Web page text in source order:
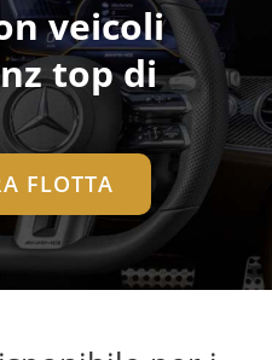
veicoli
top di
FLOTTA